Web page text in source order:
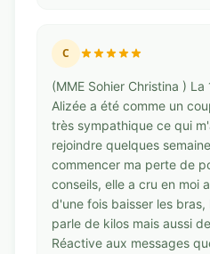
C
(MME Sohier Christina )
Alizée a été comme un
très sympathique ce qui
rejoindre quelques
commencer ma perte de
conseils, elle a cru en moi
d'une fois baisser les bras,
parle de kilos mais aussi
Réactive aux messages